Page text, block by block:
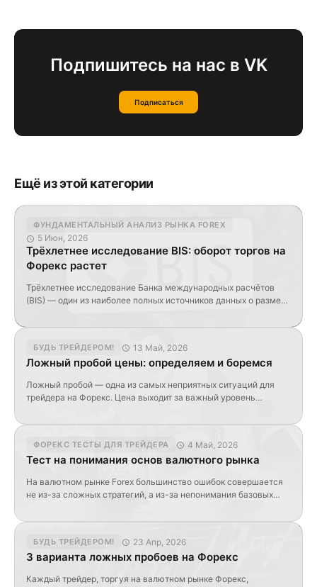
Подпишитесь на нас в VK
Подписаться
Ещё из этой категории
ФУНДАМЕНТАЛЬНЫЙ АНАЛИЗ РЫНКА FOREX
5 Июн, 2026
Трёхлетнее исследование BIS: оборот торгов на
Форекс растет
Трёхлетнее исследование Банка международных расчётов
(BIS) — один из наиболее полных источников данных о размере
регуляторам и участникам рынка отслеживать изменения в
глобальной финансовой системе. Активность на валютных
[…]
БУДЬ ТРЕЙДЕРОМ! 13 Май, 2026
Ложный пробой цены: определяем и боремся
Ложный пробой — одна из самых неприятных ситуаций для
трейдера на Форекс. Цена выходит за важный уровень
трейдер входит в рынок слишком поздно или не по плану, а
сделка почти сразу оказывается в минусе. Такие […]
ФОРЕКС ТЕСТЫ ДЛЯ ТРЕЙДЕРА 4 Май, 2026
Тест на понимания основ валютного рынка
На валютном рынке Forex большинство ошибок совершается
не из-за сложных стратегий, а из-за непонимания базовых
рынок и за счёт чего формируется прибыль. Этот тест —
простой способ проверить, есть ли у вас фундаментальное
БУДЬ ТРЕЙДЕРОМ! 23 Апр, 2026
3 варианта ложных пробоев на Форекс
Каждый трейдер, торгуя на валютном рынке Форекс,